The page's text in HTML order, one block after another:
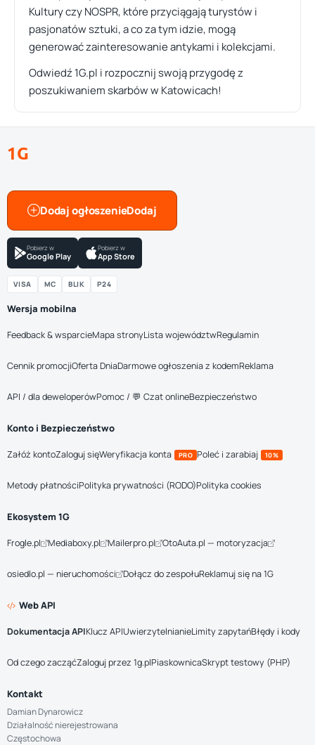
Kultury czy NOSPR, które przyciągają turystów i
pasjonatów sztuki, a co za tym idzie, mogą
generować zainteresowanie antykami i kolekcjami.
Odwiedź 1G.pl i rozpocznij swoją przygodę z
poszukiwaniem skarbów w Katowicach!
1G
Dodaj ogłoszenie
Pobierz w
Google Play
Pobierz w
App Store
VISA MC BLIK P24
Wersja mobilna
Feedback & wsparcieMapa stronyLista województwRegulamin
Cennik promocjiOferta DniaDarmowe ogłoszenia z kodemReklama
API / dla deweloperówPomoc / 💬 Czat onlineBezpieczeństwo
Konto i Bezpieczeństwo
Załóż kontoZaloguj sięWeryfikacja konta PRO Poleć i zarabiaj 10%
Metody płatnościPolityka prywatności (RODO)Polityka cookies
Ekosystem 1G
Frogle.pl Mediaboxy.pl Mailerpro.pl OtoAuta.pl — motoryzacja
osiedlo.pl — nieruchomości Dołącz do zespołuReklamuj się na 1G
Web API
Dokumentacja APIKlucz APIUwierzytelnianieLimity zapytańBłędy i kody
Od czego zacząćZaloguj przez 1g.plPiaskownicaSkrypt testowy (PHP)
Kontakt
Damian Dynarowicz
Działalność nierejestrowana
Częstochowa